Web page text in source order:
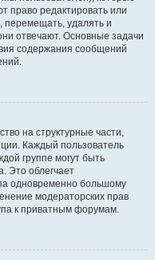
право редактировать или
перемещать, удалять и
отвечают. Основные задачи
содержания сообщений
на структурные части,
Каждый пользователь
группе могут быть
Это облегчает
одновременно большому
модераторских прав
к приватным форумам.